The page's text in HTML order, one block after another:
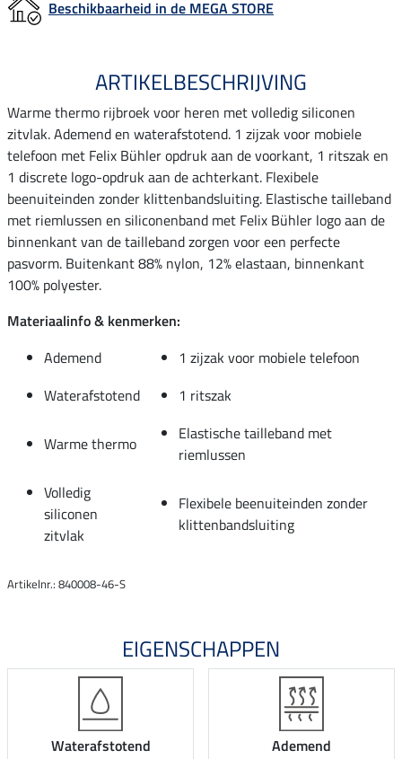
Beschikbaarheid in de MEGA STORE
ARTIKELBESCHRIJVING
Warme thermo rijbroek voor heren met volledig siliconen
zitvlak. Ademend en waterafstotend. 1 zijzak voor mobiele
telefoon met Felix Bühler opdruk aan de voorkant, 1 ritszak en
1 discrete logo-opdruk aan de achterkant. Flexibele
beenuiteinden zonder klittenbandsluiting. Elastische tailleband
met riemlussen en siliconenband met Felix Bühler logo aan de
binnenkant van de tailleband zorgen voor een perfecte
pasvorm. Buitenkant 88% nylon, 12% elastaan, binnenkant
100% polyester.
Materiaalinfo & kenmerken:
Ademend
1 zijzak voor mobiele telefoon
Waterafstotend
1 ritszak
Warme thermo
Elastische tailleband met
riemlussen
Volledig
siliconen
zitvlak
Flexibele beenuiteinden zonder
klittenbandsluiting
Artikelnr.: 840008-46-S
EIGENSCHAPPEN
Waterafstotend Ademend